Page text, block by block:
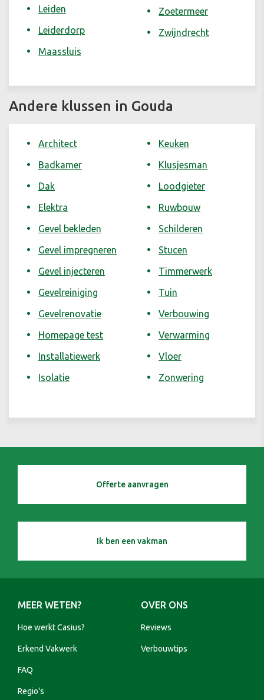
Leiden
Leiderdorp
Maassluis
Zoetermeer
Zwijndrecht
Andere klussen in Gouda
Architect
Badkamer
Dak
Elektra
Gevel bekleden
Gevel impregneren
Gevel injecteren
Gevelreiniging
Gevelrenovatie
Homepage test
Installatiewerk
Isolatie
Keuken
Klusjesman
Loodgieter
Ruwbouw
Schilderen
Stucen
Timmerwerk
Tuin
Verbouwing
Verwarming
Vloer
Zonwering
Offerte aanvragen
Ik ben een vakman
MEER WETEN?
Hoe werkt Casius?
Erkend Vakwerk
FAQ
Regio's
OVER ONS
Reviews
Verbouwtips